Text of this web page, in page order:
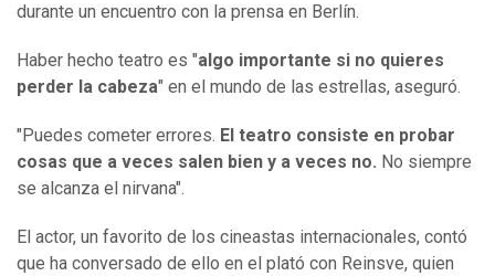
durante un encuentro con la prensa en Berlín.
Haber hecho teatro es "algo importante si no quieres
perder la cabeza" en el mundo de las estrellas, aseguró.
"Puedes cometer errores. El teatro consiste en probar
cosas que a veces salen bien y a veces no. No siempre
se alcanza el nirvana".
El actor, un favorito de los cineastas internacionales, contó
que ha conversado de ello en el plató con Reinsve, quien